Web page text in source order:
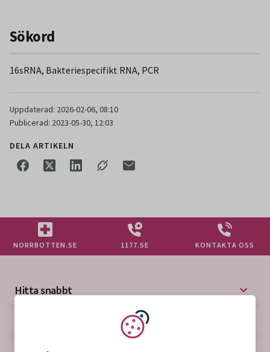
Sökord
16sRNA, Bakteriespecifikt RNA, PCR
Uppdaterad: 2026-02-06, 08:10
Publicerad: 2023-05-30, 12:03
DELA ARTIKELN
NORRBOTTEN.SE 1177.SE KONTAKTA OSS
Hitta snabbt
Mer på vårdgivarwebben
Vi använder kakor